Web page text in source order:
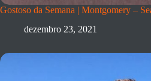
Gostoso da Semana | Montgomery –
dezembro 23, 2021